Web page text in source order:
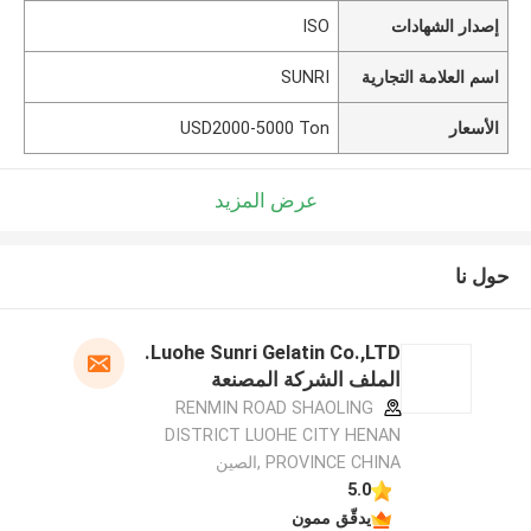
إصدار الشهادات ISO
اسم العلامة التجارية SUNRI
الأسعار USD2000-5000 Ton
عرض المزيد
حول نا
Luohe Sunri Gelatin Co.,LTD.
الملف الشركة المصنعة
RENMIN ROAD SHAOLING
DISTRICT LUOHE CITY HENAN
PROVINCE CHINA ,الصين
5.0
يدقّق ممون